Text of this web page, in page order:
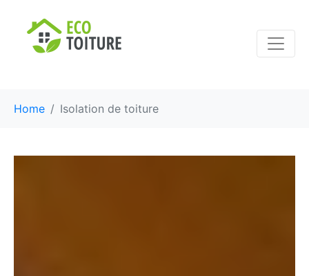
Home Isolation de toiture